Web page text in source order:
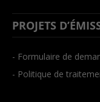
PROJETS
- Formulaire de
- Politique de